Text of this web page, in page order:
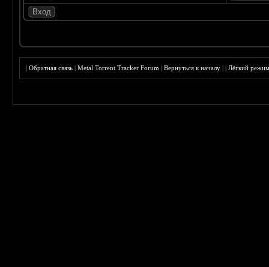
|Обратная связь |Metal Torrent Tracker Forum |Вернуться к началу ||Лёгкий